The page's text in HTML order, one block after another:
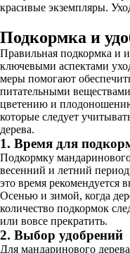
красивые экземпляры.
Подкормка и
Правильная подкормка и
ключевыми аспектами
меры помогают
питательными
цветению и
которые следует
дерева.
1. Время для
Подкормку
весенний и летний
это время рекомендуется
Осенью и зимой, когда
количество подкормок
или вовсе прекратить.
2. Выбор удобрений
Для мандаринового